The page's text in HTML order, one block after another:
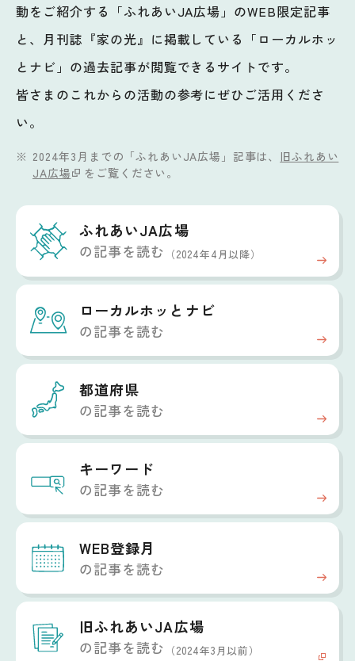
動をご紹介する「ふれあいJA広場」のWEB限定記事
と、月刊誌『家の光』に掲載している「ローカルホッ
とナビ」の過去記事が閲覧できるサイトです。
皆さまのこれからの活動の参考にぜひご活用くださ
い。
2024年3月までの「ふれあいJA広場」記事は、 旧ふれあい
JA広場
をご覧ください。
ふれあいJA広場
の記事を読む （2024年4月以降）
ローカルホッと ナビ
の記事を読む
都道府県
の記事を読む
キーワード
の記事を読む
WEB登録月
の記事を読む
旧ふれあいJA広場
の記事を読む （2024年3月以前）